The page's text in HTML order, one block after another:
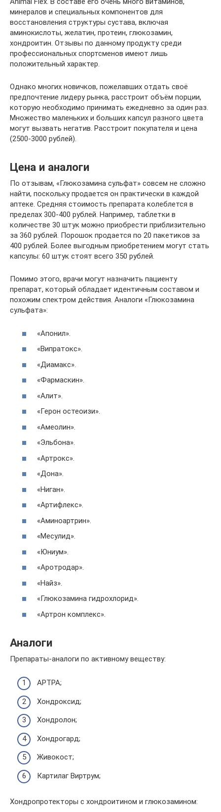
минералов и специальных компонентов для
восстановления структуры сустава, включая
аминокислоты, желатин, протеин, глюкозамин,
хондроитин. Отзывы по данному продукту среди
профессиональных спортсменов имеют лишь
положительный характер.
Однако многих новичков, пожелавших отдать своё
предпочтение лидеру рынка, расстроит объём порции,
которую необходимо принимать ежедневно за один раз.
Множество маленьких и больших капсул разного цвета
могут вызвать негатив. Расстроит покупателя и цена
(2500-3000 рублей).
Цена и аналоги
По отзывам, «Глюкозамина сульфат» совсем не сложно
найти, поскольку продается он практически в каждой
аптеке. Средняя стоимость препарата колеблется в
пределах 300-400 рублей. Например, таблетки в
количестве 30 штук можно приобрести приблизительно
за 360 рублей. Порошок продается по 20 пакетиков за
400 рублей. Более выгодным приобретением могут стать
капсулы: 60 штук стоят всего 350 рублей.
Помимо этого, врачи могут назначить пациенту
препарат, который обладает идентичным составом и
похожим спектром действия. Аналоги «Глюкозамина
сульфата»:
«Апонил».
«Випратокс».
«Диамакс».
«Фармаскин».
«Алит».
«Герон остеоизи».
«Амеолин».
«Эльбона».
«Артрокс».
«Дона».
«Ниган».
«Артифлекс».
«Аминоартрин».
«Месулид».
«Юниум».
«Аротродар».
«Найз».
«Глюкозамина гидрохлорид».
«Артрон комплекс».
Аналоги
Препараты-аналоги по активному веществу:
АРТРА;
Хондроксид;
Хондролон;
Хондрогард;
Живокост;
Картилаг Виртрум;
Хондропротекторы с хондроитином и глюкозамином: